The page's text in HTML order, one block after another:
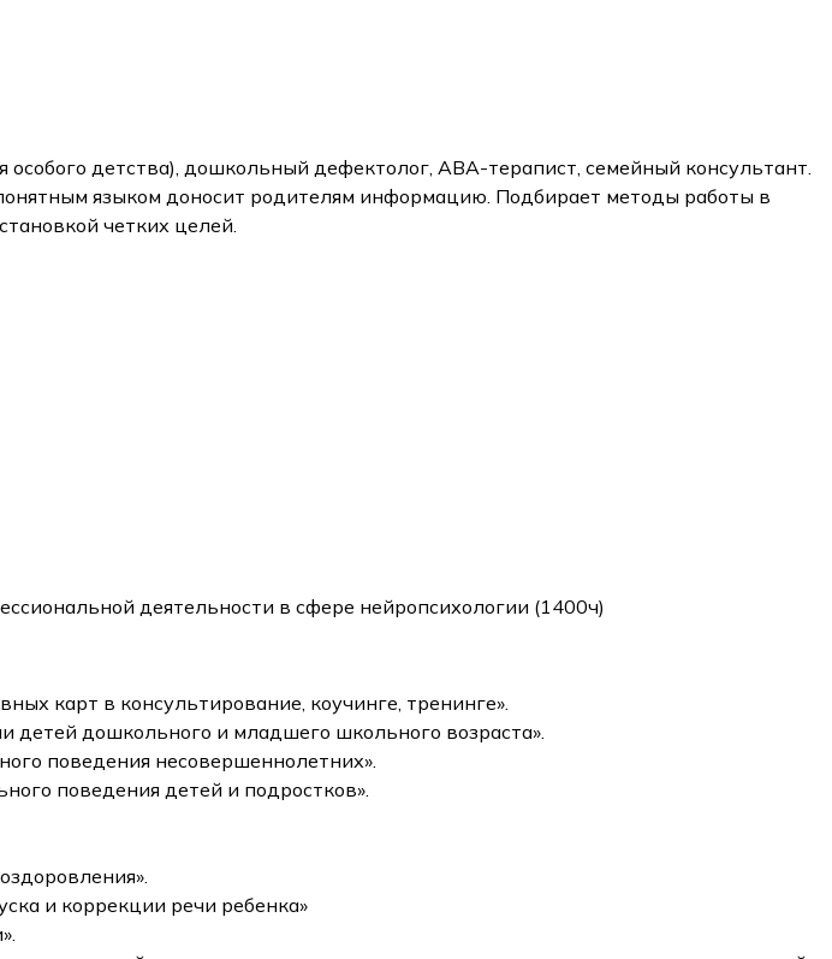
детства), дошкольный дефектолог, АВА-терапист, семейный консультант.
языком доносит родителям информацию. Подбирает методы работы в
четких целей.
деятельности в сфере нейропсихологии (1400ч)
карт в консультирование, коучинге, тренинге».
дошкольного и младшего школьного возраста».
поведения несовершеннолетних».
поведения детей и подростков».
и коррекции речи ребенка»